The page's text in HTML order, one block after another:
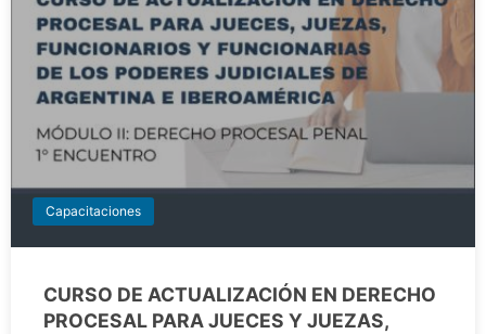
Capacitaciones
CURSO DE ACTUALIZACIÓN EN DERECHO
PROCESAL PARA JUECES Y JUEZAS,